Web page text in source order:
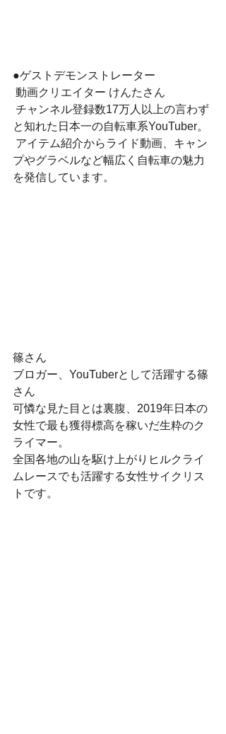
●ゲストデモンストレーター
動画クリエイター けんたさん
と知れた日本一の自転車系YouTuber。
プやグラベルなど幅広く自転車の魅力
を発信しています。
篠さん
ブロガー、YouTuberとして活躍する篠
さん
可憐な見た目とは裏腹、2019年日本の
女性で最も獲得標高を稼いだ生粋のク
ライマー。
全国各地の山を駆け上がりヒルクライ
ムレースでも活躍する女性サイクリス
トです。